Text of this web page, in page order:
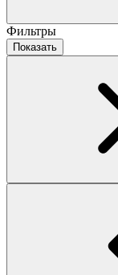
Фильтры
Показать